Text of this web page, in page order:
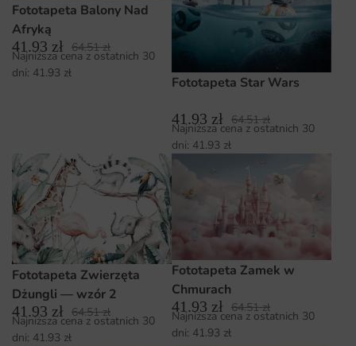
Fototapeta Balony Nad
Afryką
41.93 zł 64.51zł
Najniższa cena z ostatnich 30
dni: 41.93 zł
Fototapeta Star Wars
41.93 zł 64.51zł
Najniższa cena z ostatnich 30
dni: 41.93 zł
Fototapeta Zwierzęta
Dżungli — wzór 2
41.93 zł 64.51zł
Najniższa cena z ostatnich 30
dni: 41.93 zł
Fototapeta Zamek w
Chmurach
41.93 zł 64.51zł
Najniższa cena z ostatnich 30
dni: 41.93 zł